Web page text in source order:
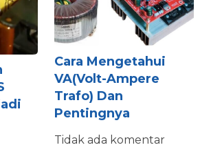
Cara Mengetahui
VA(Volt-Ampere
Trafo) Dan
Pentingnya
Tidak ada komentar